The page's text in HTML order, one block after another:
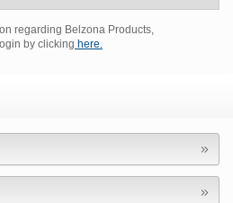
regarding Belzona Products,
by clicking here.